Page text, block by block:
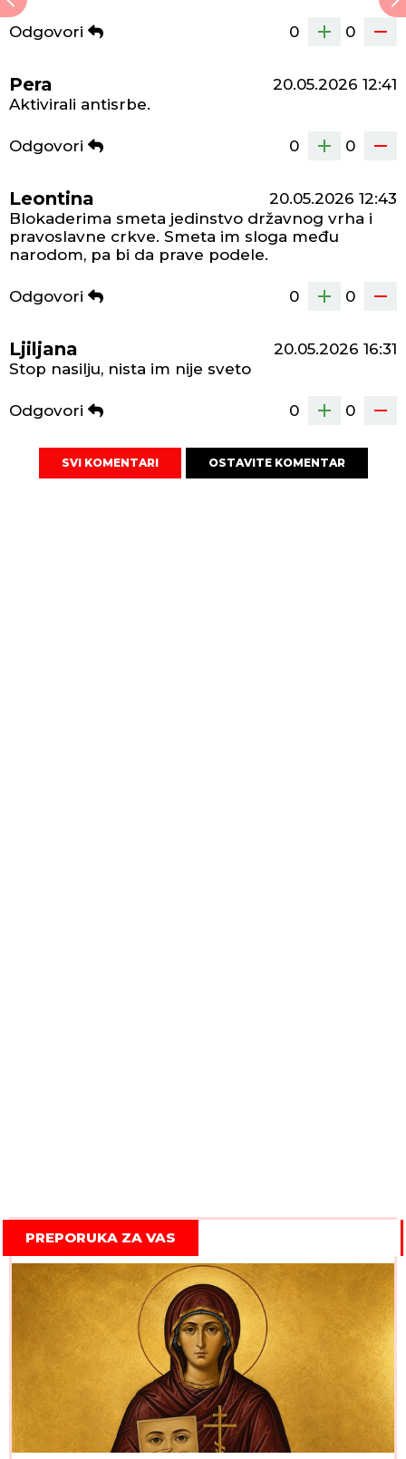
Odgovori 0 0
Pera 20.05.2026 12:41
Aktivirali antisrbe.
Odgovori 0 0
Leontina 20.05.2026 12:43
Blokaderima smeta jedinstvo državnog vrha i
pravoslavne crkve. Smeta im sloga među
narodom, pa bi da prave podele.
Odgovori 0 0
Ljiljana 20.05.2026 16:31
Stop nasilju, nista im nije sveto
Odgovori 0 0
SVI KOMENTARI OSTAVITE KOMENTAR
PREPORUKA ZA VAS